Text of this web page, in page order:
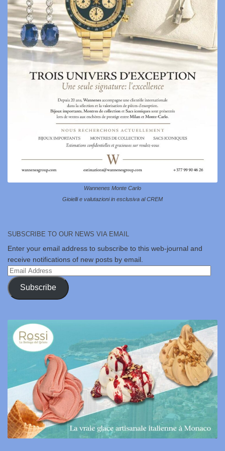
Wannenes Monte Carlo
Gioielli e valutazioni in esclusiva al CREM
SUBSCRIBE TO OUR NEWS VIA EMAIL
Enter your email address to subscribe to this web-journal and
receive notifications of new posts by email.
Email
Address
Subscribe